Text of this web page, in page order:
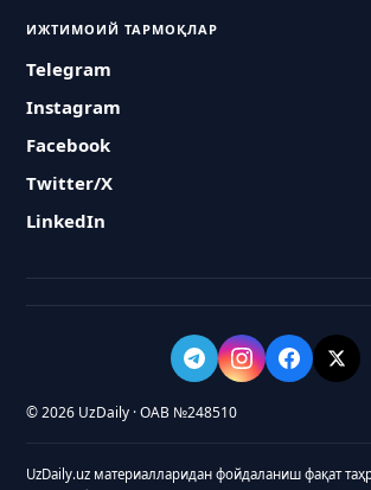
ИЖТИМОИЙ ТАРМОҚЛАР
Telegram
Instagram
Facebook
Twitter/X
LinkedIn
© 2026 UzDaily · ОАВ №248510
UzDaily.uz материалларидан фойдаланиш фақат